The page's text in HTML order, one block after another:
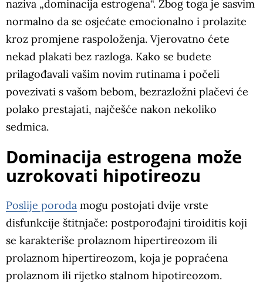
naziva „dominacija estrogena“. Zbog toga je sasvim
normalno da se osjećate emocionalno i prolazite
kroz promjene raspoloženja. Vjerovatno ćete
nekad plakati bez razloga. Kako se budete
prilagođavali vašim novim rutinama i počeli
povezivati s vašom bebom, bezrazložni plačevi će
polako prestajati, najčešće nakon nekoliko
sedmica.
Dominacija estrogena može
uzrokovati hipotireozu
Poslije poroda mogu postojati dvije vrste
disfunkcije štitnjače: postporođajni tiroiditis koji
se karakteriše prolaznom hipertireozom ili
prolaznom hipertireozom, koja je popraćena
prolaznom ili rijetko stalnom hipotireozom.